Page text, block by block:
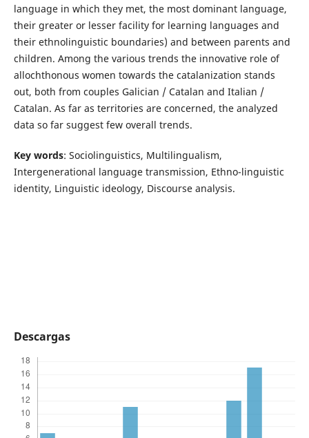
language in which they met, the most dominant language,
their greater or lesser facility for learning languages and
their ethnolinguistic boundaries) and between parents and
children. Among the various trends the innovative role of
allochthonous women towards the catalanization stands
out, both from couples Galician / Catalan and Italian /
Catalan. As far as territories are concerned, the analyzed
data so far suggest few overall trends.
Key words: Sociolinguistics, Multilingualism,
Intergenerational language transmission, Ethno-linguistic
identity, Linguistic ideology, Discourse analysis.
Descargas